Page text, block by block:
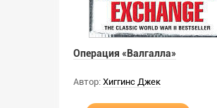
Операция «Валгалла»
Автор: Хиггинс Джек